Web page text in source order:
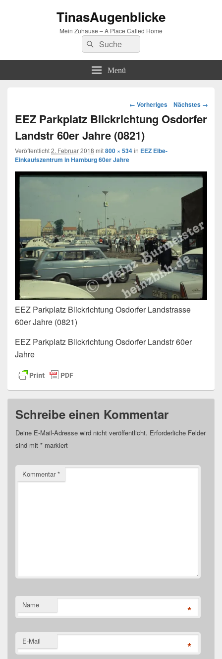
TinasAugenblicke
Mein Zuhause – A Place Called Home
Suchen
nach:
Suchen
Menü
Bilder-
Navigation
← Vorheriges Nächstes →
EEZ Parkplatz Blickrichtung Osdorfer
Landstr 60er Jahre (0821)
Veröffentlicht2. Februar 2018 mit800 × 534in EEZ Elbe-
Einkaufszentrum in Hamburg 60er Jahre
EEZ Parkplatz Blickrichtung Osdorfer Landstrasse
60er Jahre (0821)
EEZ Parkplatz Blickrichtung Osdorfer Landstr 60er
Jahre
Schreibe einen Kommentar
Deine E-Mail-Adresse wird nicht veröffentlicht. Erforderliche Felder
sind mit * markiert
Kommentar*
Name *
E-Mail *